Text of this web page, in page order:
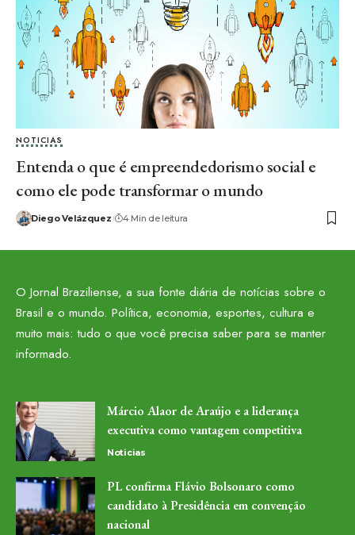
NOTICIAS
Entenda o que é empreendedorismo social e
como ele pode transformar o mundo
Diego Velázquez 4 Min de leitura
O Jornal Braziliense, a sua fonte diária de notícias sobre o
Brasil e o mundo. Política, economia, esportes, cultura e
muito mais: tudo o que você precisa saber para se manter
informado.
Márcio Alaor de Araújo e a liderança
executiva como vantagem competitiva
Noticias
PL confirma Flávio Bolsonaro como
candidato à Presidência em convenção
nacional